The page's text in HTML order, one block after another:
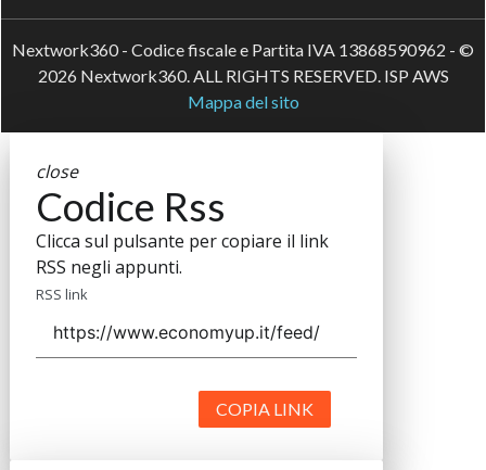
Nextwork360 - Codice fiscale e Partita IVA 13868590962 - ©
2026 Nextwork360. ALL RIGHTS RESERVED. ISP AWS
Mappa del sito
close
Codice Rss
Clicca sul pulsante per copiare il link
RSS negli appunti.
RSS link
COPIA LINK